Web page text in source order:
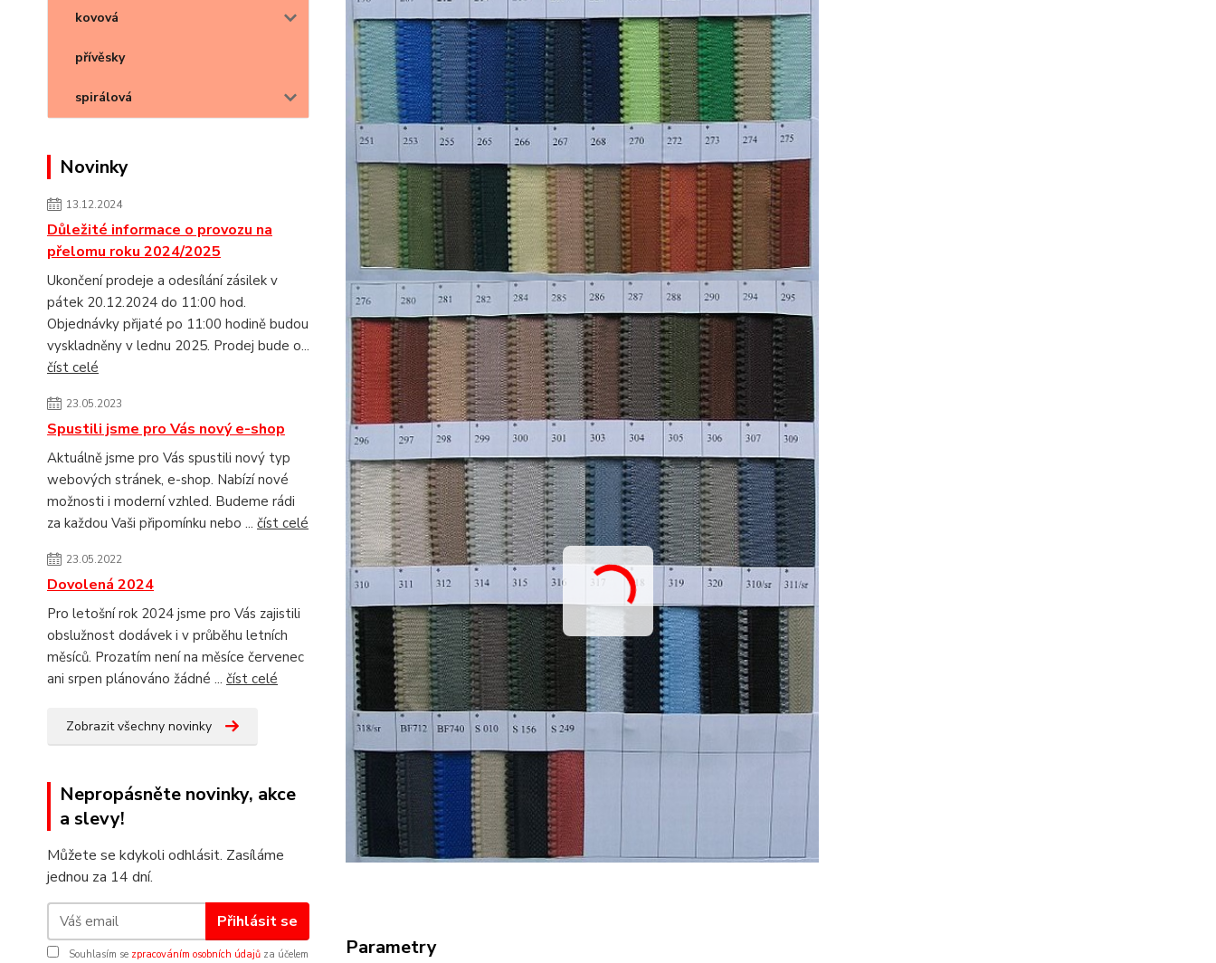
kovová
přívěsky
spirálová
Novinky
13.12.2024
Důležité informace o provozu na
přelomu roku 2024/2025
Ukončení prodeje a odesílání zásilek v
pátek 20.12.2024 do 11:00 hod.
Objednávky přijaté po 11:00 hodině budou
vyskladněny v lednu 2025. Prodej bude o...
číst celé
23.05.2023
Spustili jsme pro Vás nový e-shop
Aktuálně jsme pro Vás spustili nový typ
webových stránek, e-shop. Nabízí nové
možnosti i moderní vzhled. Budeme rádi
za každou Vaši připomínku nebo ... číst celé
23.05.2022
Dovolená 2024
Pro letošní rok 2024 jsme pro Vás zajistili
obslužnost dodávek i v průběhu letních
měsíců. Prozatím není na měsíce červenec
ani srpen plánováno žádné ... číst celé
Zobrazit všechny novinky
Nepropásněte novinky, akce
a slevy!
Můžete se kdykoli odhlásit. Zasíláme
jednou za 14 dní.
Přihlásit se
Souhlasím se zpracováním osobních údajů za účelem
Parametry